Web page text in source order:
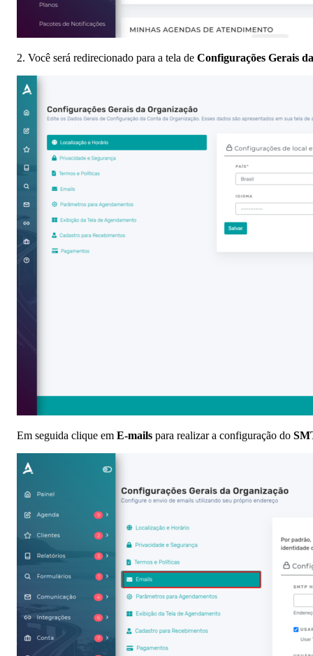
2. Você será redirecionado para a tela de Configurações Gerais
Em seguida clique em E-mails para realizar a configuração do